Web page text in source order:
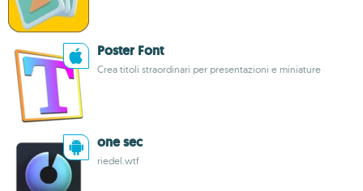
Poster Font
Crea titoli straordinari per presentazioni e miniature
one sec
riedel.wtf